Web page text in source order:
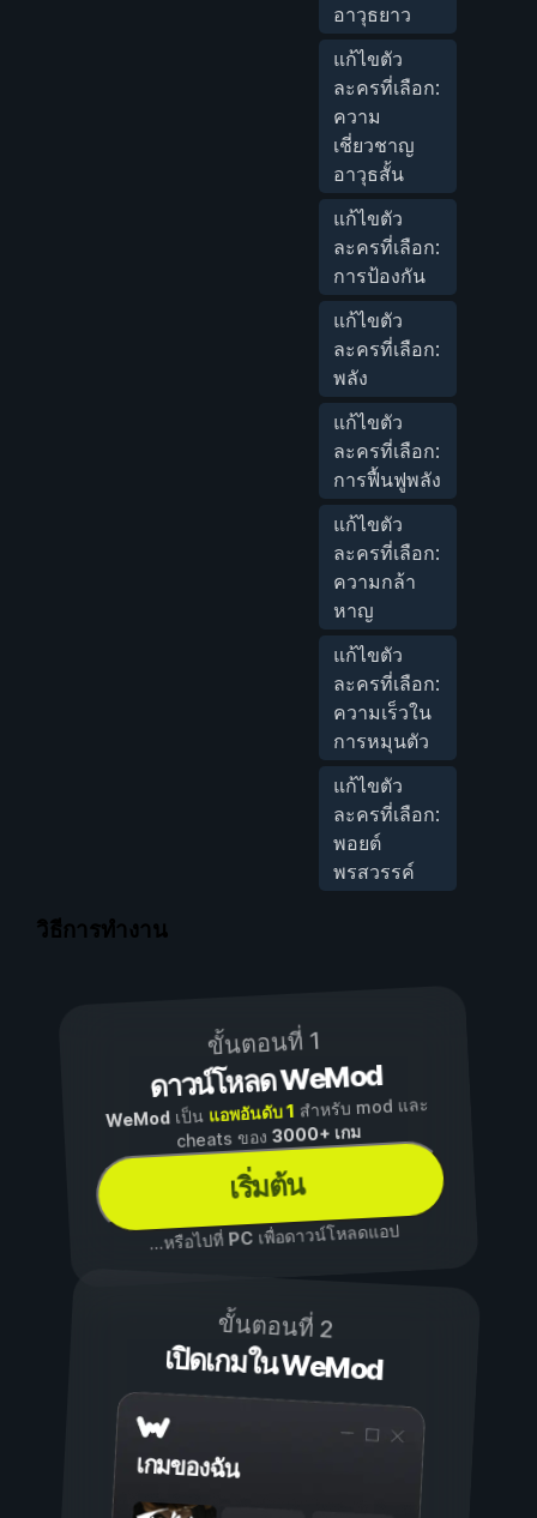
อาวุธยาว
แก้ไขตัว
ละครที่เลือก:
ความ
เชี่ยวชาญ
อาวุธสั้น
แก้ไขตัว
ละครที่เลือก:
การป้องกัน
แก้ไขตัว
ละครที่เลือก:
พลัง
แก้ไขตัว
ละครที่เลือก:
การฟื้นฟูพลัง
แก้ไขตัว
ละครที่เลือก:
ความกล้า
หาญ
แก้ไขตัว
ละครที่เลือก:
ความเร็วใน
การหมุนตัว
แก้ไขตัว
ละครที่เลือก:
พอยต์
พรสวรรค์
วิธีการทำงาน
ขั้นตอนที่ 1
ดาวน์โหลด WeMod
WeModเป็น แอพอันดับ 1 สำหรับ mod และ
cheats ของ3000+ เกม
เริ่มต้น
...หรือไปที่ PCเพื่อดาวน์โหลดแอป
ขั้นตอนที่ 2
เปิดเกมใน WeMod
เกมของฉัน